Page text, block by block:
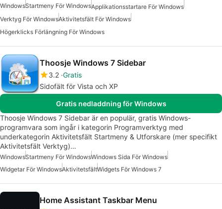
WindowsStartmeny För WindowsApplikationsstartare För Windows
Verktyg För WindowsAktivitetsfält För Windows
Högerklicks Förlängning För Windows
Thoosje Windows 7 Sidebar
3.2 Gratis
Sidofält för Vista och XP
Gratis nedladdning för Windows
Thoosje Windows 7 Sidebar är en populär, gratis Windows-
programvara som ingår i kategorin Programverktyg med
underkategorin Aktivitetsfält Startmeny & Utforskare (mer specifikt
Aktivitetsfält Verktyg)…
WindowsStartmeny För WindowsWindows Sida För Windows
Widgetar För WindowsAktivitetsfältWidgets För Windows 7
Home Assistant Taskbar Menu